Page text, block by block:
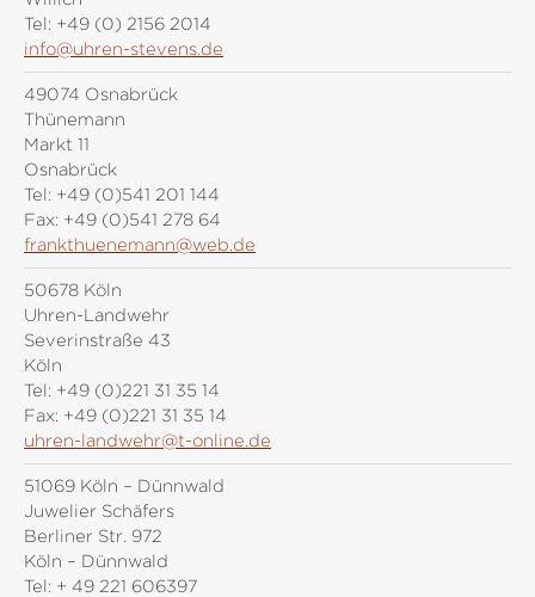
Tel: +49 (0) 2156 2014
info@uhren-stevens.de
49074 Osnabrück
Thünemann
Markt 11
Osnabrück
Tel: +49 (0)541 201 144
Fax: +49 (0)541 278 64
frankthuenemann@web.de
50678 Köln
Uhren-Landwehr
Severinstraße 43
Köln
Tel: +49 (0)221 31 35 14
Fax: +49 (0)221 31 35 14
uhren-landwehr@t-online.de
51069 Köln – Dünnwald
Juwelier Schäfers
Berliner Str. 972
Köln – Dünnwald
Tel: + 49 221 606397